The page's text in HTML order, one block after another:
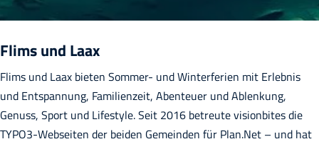
Flims und Laax
Flims und Laax bieten Sommer- und Winterferien mit Erlebnis
und Entspannung, Familienzeit, Abenteuer und Ablenkung,
Genuss, Sport und Lifestyle. Seit 2016 betreute visionbites die
TYPO3-Webseiten der beiden Gemeinden für Plan.Net – und hat